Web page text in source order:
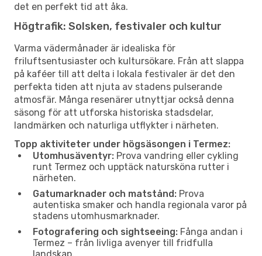
det en perfekt tid att åka.
Högtrafik: Solsken, festivaler och kultur
Varma vädermånader är idealiska för
friluftsentusiaster och kultursökare. Från att slappa
på kaféer till att delta i lokala festivaler är det den
perfekta tiden att njuta av stadens pulserande
atmosfär. Många resenärer utnyttjar också denna
säsong för att utforska historiska stadsdelar,
landmärken och naturliga utflykter i närheten.
Topp aktiviteter under högsäsongen i Termez:
Utomhusäventyr: Prova vandring eller cykling
runt Termez och upptäck natursköna rutter i
närheten.
Gatumarknader och matstånd: Prova
autentiska smaker och handla regionala varor på
stadens utomhusmarknader.
Fotografering och sightseeing: Fånga andan i
Termez – från livliga avenyer till fridfulla